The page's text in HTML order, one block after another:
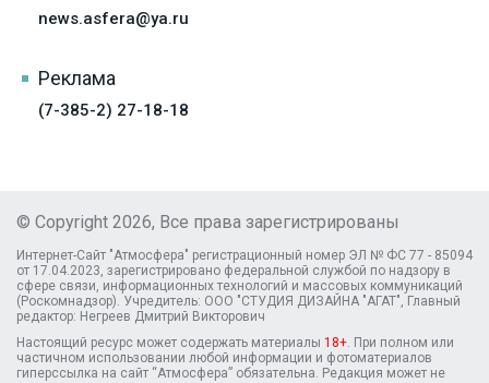
news.asfera@ya.ru
Реклама
(7-385-2) 27-18-18
© Copyright 2026, Все права зарегистрированы
Интернет-Сайт "Атмосфера" регистрационный номер ЭЛ № ФС 77 - 85094
от 17.04.2023, зарегистрировано федеральной службой по надзору в
сфере связи, информационных технологий и массовых коммуникаций
(Роскомнадзор). Учредитель: ООО "СТУДИЯ ДИЗАЙНА "АГАТ", Главный
редактор: Негреев Дмитрий Викторович
Настоящий ресурс может содержать материалы 18+. При полном или
частичном использовании любой информации и фотоматериалов
гиперссылка на сайт “Атмосфера” обязательна. Редакция может не